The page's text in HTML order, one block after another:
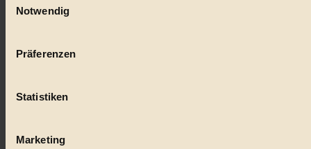
Wenn Sie es erlauben, würden wir auch gerne:
Ihr Gerät durch aktives Scannen nach bestimmten
Erfahren Sie mehr darüber, wie Ihre persönlichen Daten
Notwendig
Präferenzen
Statistiken
Marketing
nachhaltig